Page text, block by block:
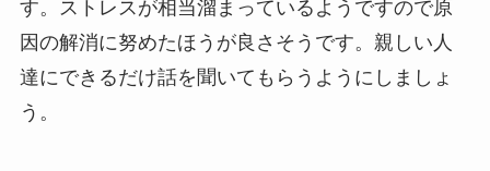
す。ストレスが相当溜まっているようですので原
因の解消に努めたほうが良さそうです。親しい人
達にできるだけ話を聞いてもらうようにしましょ
う。